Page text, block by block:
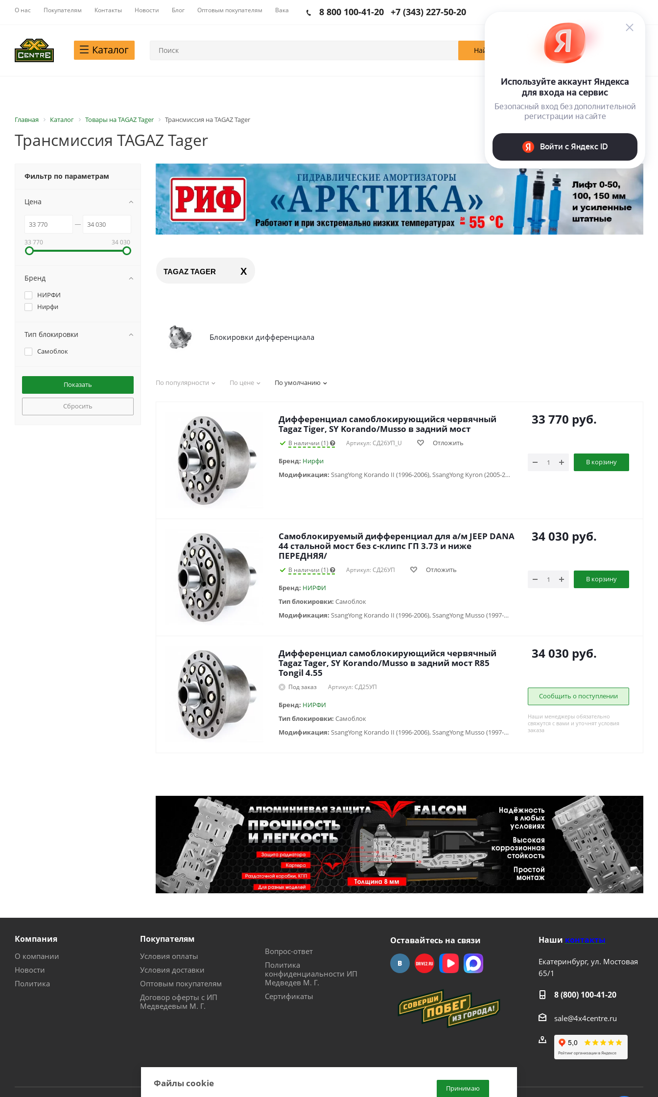
О нас Покупателям Контакты Новости Блог Оптовым покупателям Вакансии 8 800 100-41-20 +7 (343) 227-50-20
Каталог Отложенные
Кабинет
Главная Каталог Товары на TAGAZ Tager Трансмиссия на TAGAZ Tager
Трансмиссия TAGAZ Tager
TAGAZ TAGER X
Блокировки дифференциала
По популярности По цене По умолчанию
Дифференциал самоблокирующийся червячный
Tagaz Tiger, SY Korando/Musso в задний мост
В наличии (1) Артикул: СД26УП_U Отложить
Бренд: Нирфи
Модификация:
SsangYong Korando II (1996-2006), SsangYong Kyron (2005-2015), SsangYong Musso (1997-2013), TAGAZ Tager (2008-2014)
33 770 руб.
В корзину
Самоблокируемый дифференциал для а/м JEEP DANA
44 стальной мост без с-клипс ГП 3.73 и ниже
ПЕРЕДНЯЯ/
В наличии (1) Артикул: СД26УП Отложить
Бренд: НИРФИ
Тип блокировки: Самоблок
Модификация:
SsangYong Korando II (1996-2006), SsangYong Musso (1997-2013), SsangYong Rexton I (2001-2006), TAGAZ Tager (2008-2014)
34 030 руб.
В корзину
Дифференциал самоблокирующийся червячный
Tagaz Tager, SY Korando/Musso в задний мост R85
Tongil 4.55
Под заказ Артикул: СД25УП
Бренд: НИРФИ
Тип блокировки: Самоблок
Модификация:
SsangYong Korando II (1996-2006), SsangYong Musso (1997-2013), TAGAZ Tager (2008-2014)
34 030 руб.
Сообщить о поступлении
Наши менеджеры обязательно
свяжутся с вами и уточнят условия
заказа
Фильтр по параметрам
Цена
33 770 34 030
Бренд
НИРФИ
Нирфи
Тип блокировки
Самоблок
Сбросить
Компания
О компании
Новости
Политика
Покупателям
Условия оплаты
Условия доставки
Оптовым покупателям
Договор оферты с ИП
Медведевым М. Г.
Вопрос-ответ
Политика
конфиденциальности ИП
Медведев М. Г.
Сертификаты
Оставайтесь на связи Наши контакты
Екатеринбург, ул. Мостовая
65/1
8 (800) 100-41-20
sale@4x4centre.ru
Файлы cookie Принимаю